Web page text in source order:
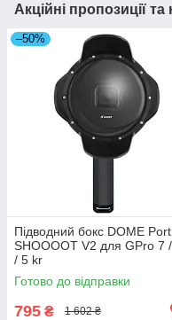
Акційні пропозиції
–50%
Підводний бокс DOME Port
SHOOOOT V2 для GPro 7
/ 5 kr
Готово до відправки
795 ₴ 1 602 ₴